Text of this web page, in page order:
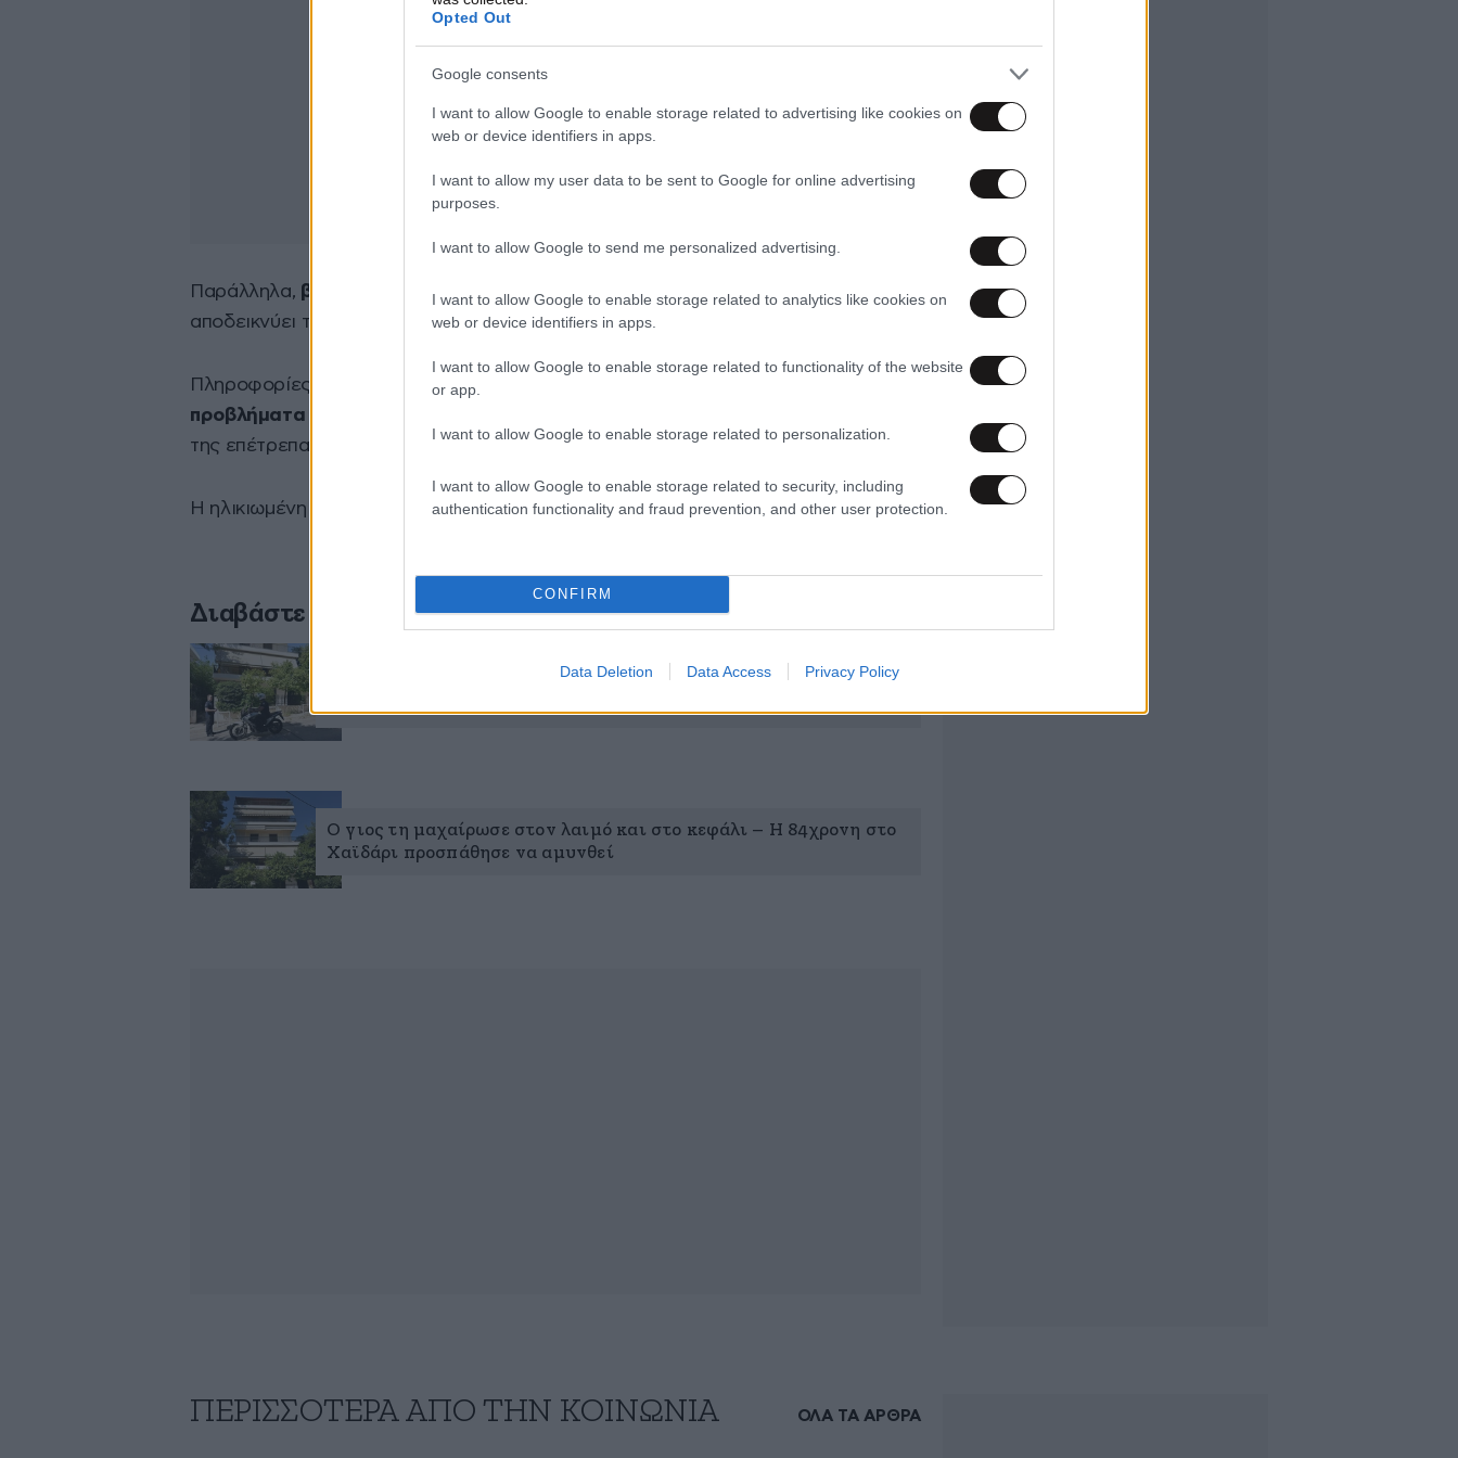
Opted Out
Google consents
I want to allow Google to enable storage related to advertising like cookies on
web or device identifiers in apps.
I want to allow my user data to be sent to Google for online advertising
purposes.
I want to allow Google to send me personalized advertising.
I want to allow Google to enable storage related to analytics like cookies on
web or device identifiers in apps.
I want to allow Google to enable storage related to functionality of the website
or app.
I want to allow Google to enable storage related to personalization.
I want to allow Google to enable storage related to security, including
authentication functionality and fraud prevention, and other user protection.
CONFIRM
Data Deletion Data Access Privacy Policy
Παράλληλα, βρέθηκε και αμυντικό τραύμα στη σορό της
, πράγμα το οποίο
αποδεικνύει την προσπάθειά της να αμυνθεί για να προστατευθεί.
Πληροφορίες αναφέρουν ότιο δράστης αντιμετωπίζει ψυχολογικά
προβλήματα ενώ η μητέρα του είχε σοβαρά προβλήματα υγείας
της επέτρεπαν να βγαίνει από το σπίτι.
Η ηλικιωμένη έχει ακόμη έναν γιο, ο οποίος ζει σε άλλο σπίτι.
Διαβάστε σχετικά
«Σκότωσα τη μητέρα μου» – Τραγωδία στο Χαϊδάρι, τηλεφώνησε ο
Ο γιος τη μαχαίρωσε στον λαιμό και στο κεφάλι – Η 84χρονη στο
Χαϊδάρι προσπάθησε να αμυνθεί
ΠΕΡΙΣΣΟΤΕΡΑ ΑΠΟ ΤΗΝ ΚΟΙΝΩΝΙΑ ΟΛΑ ΤΑ ΑΡΘΡΑ